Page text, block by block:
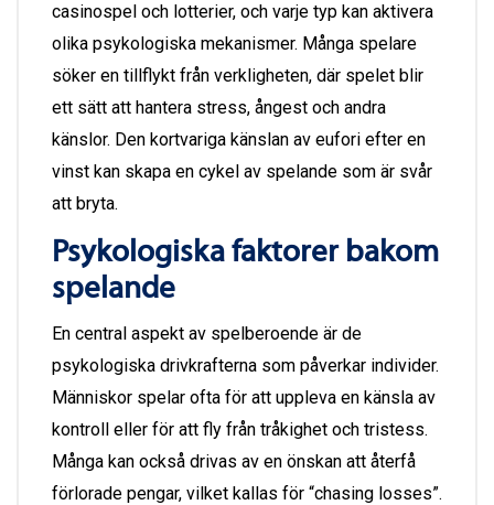
casinospel och lotterier, och varje typ kan aktivera
olika psykologiska mekanismer. Många spelare
söker en tillflykt från verkligheten, där spelet blir
ett sätt att hantera stress, ångest och andra
känslor. Den kortvariga känslan av eufori efter en
vinst kan skapa en cykel av spelande som är svår
att bryta.
Psykologiska faktorer bakom
spelande
En central aspekt av spelberoende är de
psykologiska drivkrafterna som påverkar individer.
Människor spelar ofta för att uppleva en känsla av
kontroll eller för att fly från tråkighet och tristess.
Många kan också drivas av en önskan att återfå
förlorade pengar, vilket kallas för “chasing losses”.